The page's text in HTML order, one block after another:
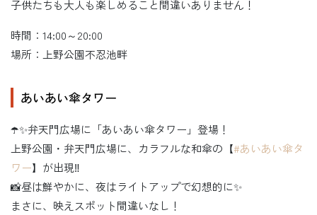
子供たちも大人も楽しめること間違いありません！
時間：14:00～20:00
場所：上野公園不忍池畔
あいあい傘タワー
☂️✨弁天門広場に「あいあい傘タワー」登場！
上野公園・弁天門広場に、カラフルな和傘の【#あいあい傘タ
ワー】が出現‼️
📸昼は鮮やかに、夜はライトアップで幻想的に✨
まさに、映えスポット間違いなし！